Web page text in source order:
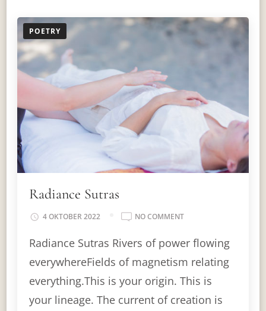
POETRY
Radiance Sutras
4 OKTOBER 2022 NO COMMENTON
SUTRAS
Radiance Sutras Rivers of power flowing
everywhereFields of magnetism relating
everything.This is your origin. This is
your lineage. The current of creation is